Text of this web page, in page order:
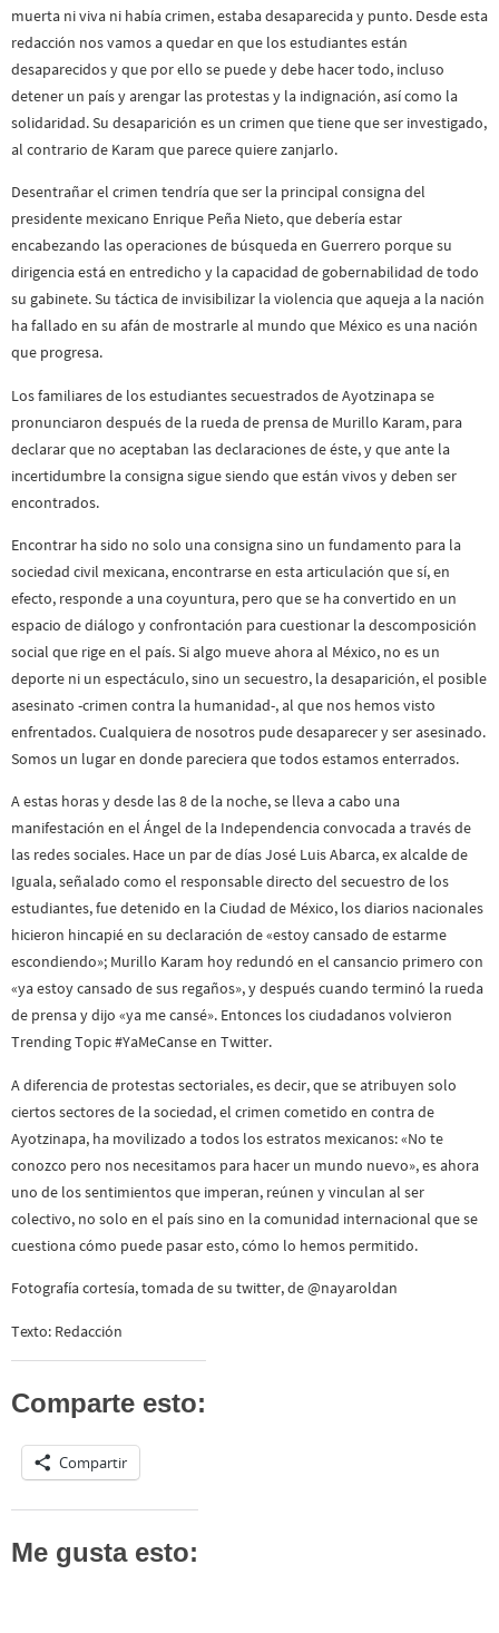
muerta ni viva ni había crimen, estaba desaparecida y punto. Desde esta
redacción nos vamos a quedar en que los estudiantes están
desaparecidos y que por ello se puede y debe hacer todo, incluso
detener un país y arengar las protestas y la indignación, así como la
solidaridad. Su desaparición es un crimen que tiene que ser investigado,
al contrario de Karam que parece quiere zanjarlo.
Desentrañar el crimen tendría que ser la principal consigna del
presidente mexicano Enrique Peña Nieto, que debería estar
encabezando las operaciones de búsqueda en Guerrero porque su
dirigencia está en entredicho y la capacidad de gobernabilidad de todo
su gabinete. Su táctica de invisibilizar la violencia que aqueja a la nación
ha fallado en su afán de mostrarle al mundo que México es una nación
que progresa.
Los familiares de los estudiantes secuestrados de Ayotzinapa se
pronunciaron después de la rueda de prensa de Murillo Karam, para
declarar que no aceptaban las declaraciones de éste, y que ante la
incertidumbre la consigna sigue siendo que están vivos y deben ser
encontrados.
Encontrar ha sido no solo una consigna sino un fundamento para la
sociedad civil mexicana, encontrarse en esta articulación que sí, en
efecto, responde a una coyuntura, pero que se ha convertido en un
espacio de diálogo y confrontación para cuestionar la descomposición
social que rige en el país. Si algo mueve ahora al México, no es un
deporte ni un espectáculo, sino un secuestro, la desaparición, el posible
asesinato -crimen contra la humanidad-, al que nos hemos visto
enfrentados. Cualquiera de nosotros pude desaparecer y ser asesinado.
Somos un lugar en donde pareciera que todos estamos enterrados.
A estas horas y desde las 8 de la noche, se lleva a cabo una
manifestación en el Ángel de la Independencia convocada a través de
las redes sociales. Hace un par de días José Luis Abarca, ex alcalde de
Iguala, señalado como el responsable directo del secuestro de los
estudiantes, fue detenido en la Ciudad de México, los diarios nacionales
hicieron hincapié en su declaración de «estoy cansado de estarme
escondiendo»; Murillo Karam hoy redundó en el cansancio primero con
«ya estoy cansado de sus regaños», y después cuando terminó la rueda
de prensa y dijo «ya me cansé». Entonces los ciudadanos volvieron
Trending Topic #YaMeCanse en Twitter.
A diferencia de protestas sectoriales, es decir, que se atribuyen solo
ciertos sectores de la sociedad, el crimen cometido en contra de
Ayotzinapa, ha movilizado a todos los estratos mexicanos: «No te
conozco pero nos necesitamos para hacer un mundo nuevo», es ahora
uno de los sentimientos que imperan, reúnen y vinculan al ser
colectivo, no solo en el país sino en la comunidad internacional que se
cuestiona cómo puede pasar esto, cómo lo hemos permitido.
Fotografía cortesía, tomada de su twitter, de @nayaroldan
Texto: Redacción
Comparte esto:
Compartir
Me gusta esto: